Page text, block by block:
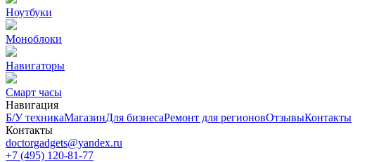
Ноутбуки
Моноблоки
Навигаторы
Смарт часы
Навигация
Б/У техникaМагазинДля бизнесаРемонт для регионовОтзывыКонтакты
Контакты
doctorgadgets@yandex.ru
+7 (495) 120-81-77